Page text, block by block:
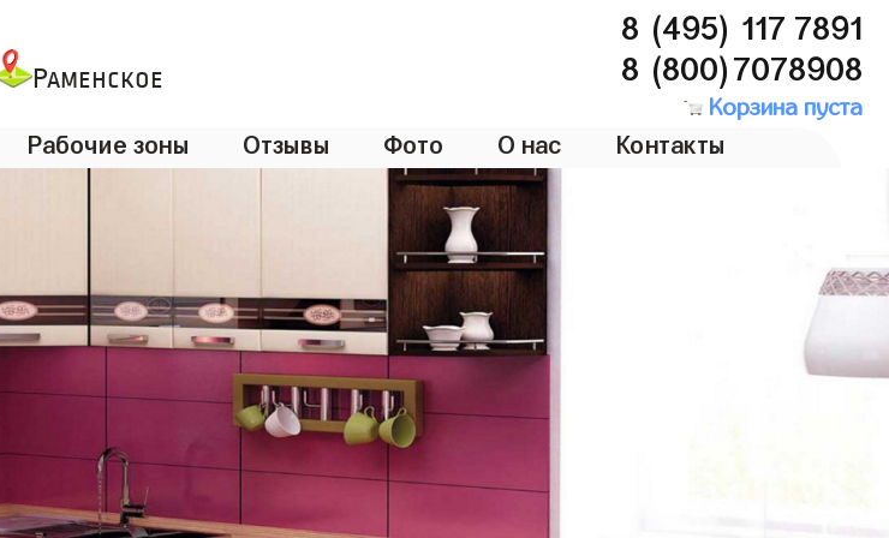
Раменское
8 (495) 117 7891
8 (800)7078908
Корзина пуста
Рабочие зоны Отзывы Фото О нас Контакты